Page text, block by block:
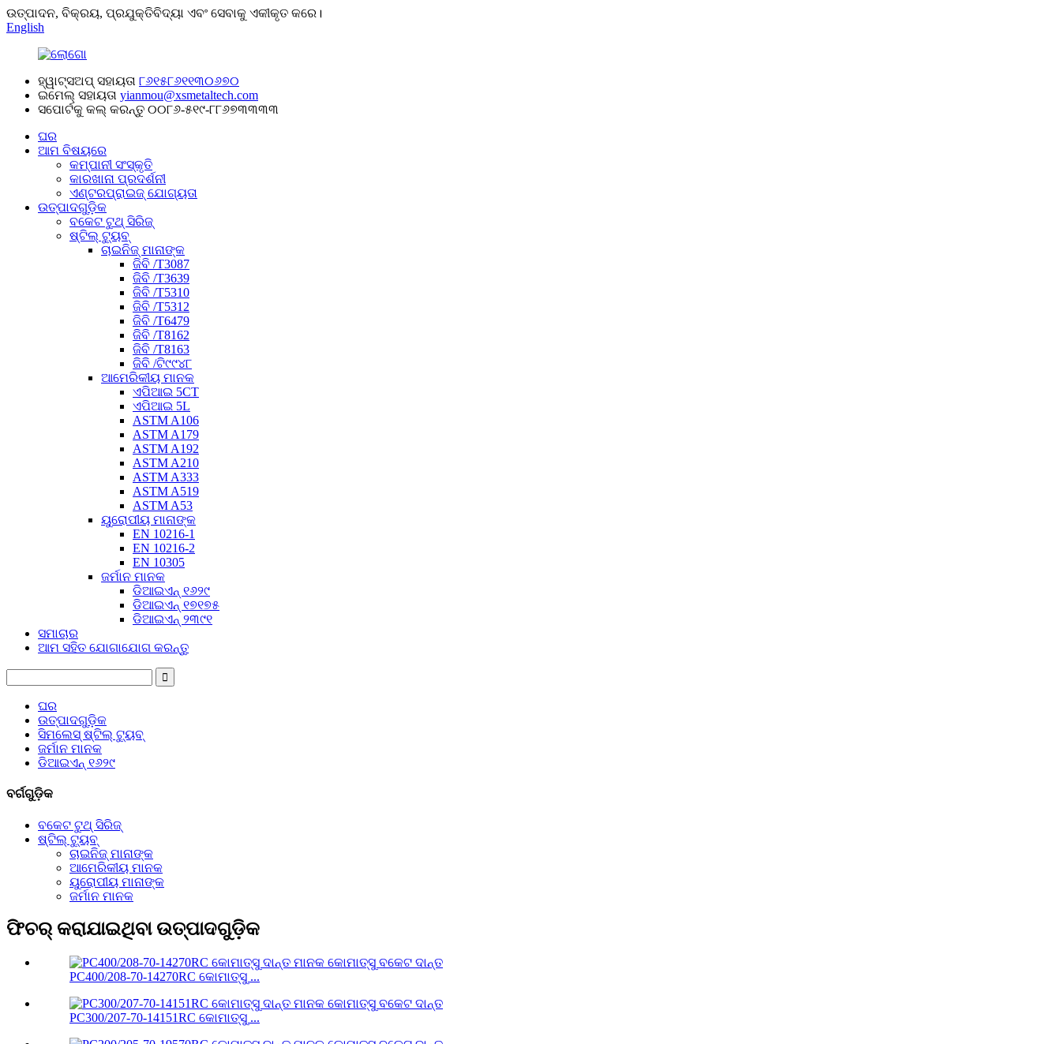
ଉତ୍ପାଦନ, ବିକ୍ରୟ, ପ୍ରଯୁକ୍ତିବିଦ୍ୟା ଏବଂ ସେବାକୁ ଏକୀକୃତ କରେ।
English
ହ୍ୱାଟ୍ସଅପ୍ ସହାୟତା ୮୬୧୫୮୬୧୧୩୦୬୭୦
ଇମେଲ୍ ସହାୟତା yianmou@xsmetaltech.com
ସପୋର୍ଟକୁ କଲ୍ କରନ୍ତୁ ୦୦୮୬-୫୧୯-୮୮୬୭୩୩୩୩
ଘର
ଆମ ବିଷୟରେ
କମ୍ପାନୀ ସଂସ୍କୃତି
କାରଖାନା ପ୍ରଦର୍ଶନୀ
ଏଣ୍ଟରପ୍ରାଇଜ୍ ଯୋଗ୍ୟତା
ଉତ୍ପାଦଗୁଡ଼ିକ
ବକେଟ ଟୁଥ୍ ସିରିଜ୍
ଷ୍ଟିଲ୍ ଟ୍ୟୁବ୍
ଚାଇନିଜ୍ ମାନାଙ୍କ
ଜିବି /T3087
ଜିବି /T3639
ଜିବି /T5310
ଜିବି /T5312
ଜିବି /T6479
ଜିବି /T8162
ଜିବି /T8163
ଜିବି /ଟି୯୯୪୮
ଆମେରିକୀୟ ମାନକ
ଏପିଆଇ 5CT
ଏପିଆଇ 5L
ASTM A106
ASTM A179
ASTM A192
ASTM A210
ASTM A333
ASTM A519
ASTM A53
ୟୁରୋପୀୟ ମାନାଙ୍କ
EN 10216-1
EN 10216-2
EN 10305
ଜର୍ମାନ ମାନକ
ଡିଆଇଏନ୍ ୧୬୨୯
ଡିଆଇଏନ୍ ୧୭୧୭୫
ଡିଆଇଏନ୍ ୨୩୯୧
ସମାଚାର
ଆମ ସହିତ ଯୋଗାଯୋଗ କରନ୍ତୁ
ଘର
ଉତ୍ପାଦଗୁଡ଼ିକ
ସିମଲେସ୍ ଷ୍ଟିଲ୍ ଟ୍ୟୁବ୍
ଜର୍ମାନ ମାନକ
ଡିଆଇଏନ୍ ୧୬୨୯
ବର୍ଗଗୁଡ଼ିକ
ବକେଟ ଟୁଥ୍ ସିରିଜ୍
ଷ୍ଟିଲ୍ ଟ୍ୟୁବ୍
ଚାଇନିଜ୍ ମାନାଙ୍କ
ଆମେରିକୀୟ ମାନକ
ୟୁରୋପୀୟ ମାନାଙ୍କ
ଜର୍ମାନ ମାନକ
ଫିଚର୍ କରାଯାଇଥିବା ଉତ୍ପାଦଗୁଡ଼ିକ
PC400/208-70-14270RC କୋମାତ୍ସୁ ...
PC300/207-70-14151RC କୋମାତ୍ସୁ ...